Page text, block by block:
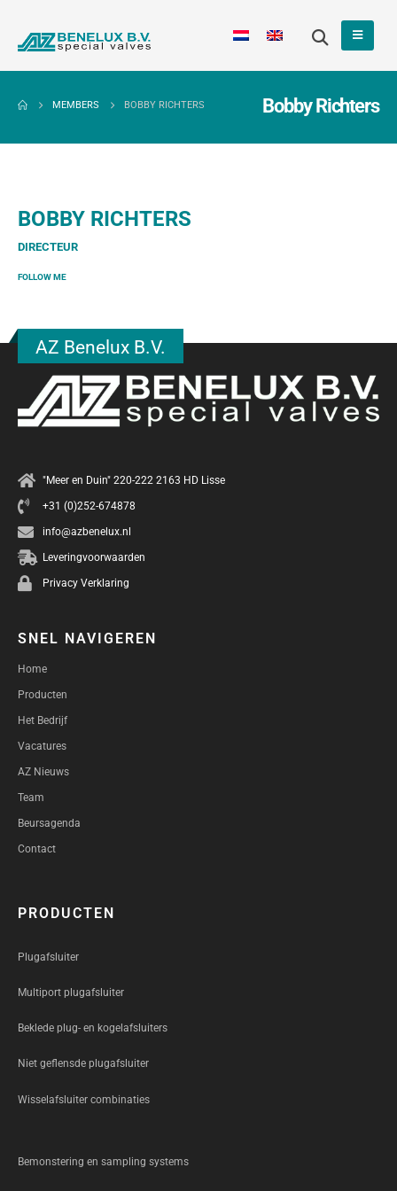
Bobby Richters
MEMBERS BOBBY RICHTERS
BOBBY RICHTERS
DIRECTEUR
FOLLOW ME
AZ Benelux B.V.
"Meer en Duin" 220-222 2163 HD Lisse
+31 (0)252-674878
info@azbenelux.nl
Leveringvoorwaarden
Privacy Verklaring
SNEL NAVIGEREN
Home
Producten
Het Bedrijf
Vacatures
AZ Nieuws
Team
Beursagenda
Contact
PRODUCTEN
Plugafsluiter
Multiport plugafsluiter
Beklede plug- en kogelafsluiters
Niet geflensde plugafsluiter
Wisselafsluiter combinaties
Bemonstering en sampling systems